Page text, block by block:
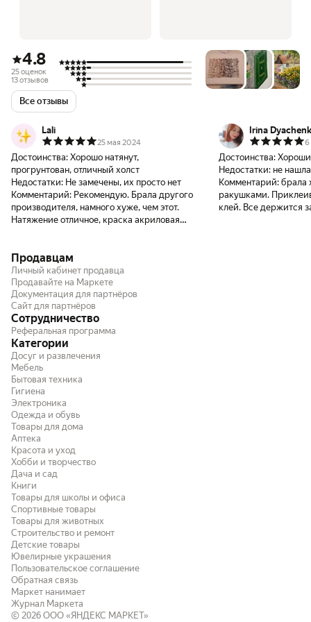
4.8
25 оценок
13 отзывов
Все отзывы
Lali
25 мая 2024
Достоинства: Хорошо натянут,
прогрунтован, отличный холст
Недостатки: Не замечены, их просто нет
Комментарий: Рекомендую. Брала другого
производителя, намного хуже, чем этот.
Натяжение отличное, краска акриловая
Irina
6
Достоинства:
Недостатки: не нашла
Комментарий: брала
ракушками.
клей. Все держится
Продавцам
Личный кабинет продавца
Продавайте на Маркете
Документация для партнёров
Сайт для партнёров
Сотрудничество
Реферальная программа
Категории
Досуг и развлечения
Мебель
Бытовая техника
Гигиена
Электроника
Одежда и обувь
Товары для дома
Аптека
Красота и уход
Хобби и творчество
Дача и сад
Книги
Товары для школы и офиса
Спортивные товары
Товары для животных
Строительство и ремонт
Детские товары
Ювелирные украшения
Пользовательское соглашение
Обратная связь
Маркет нанимает
Журнал Маркета
© 2026 ООО «ЯНДЕКС МАРКЕТ»